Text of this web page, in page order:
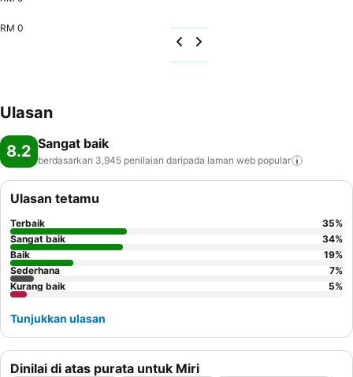
RM 0
Ulasan
8.2 Sangat baik
berdasarkan 3,945 penilaian daripada laman web popular
Dinilai di atas purata untuk Miri
Ulasan tetamu
Terbaik 35%
Sangat baik
34%
Baik
19%
Sederhana
7%
Kurang baik
5%
Tunjukkan ulasan